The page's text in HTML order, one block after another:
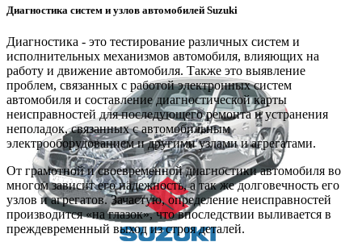
Диагностика систем и узлов автомобилей Suzuki
Диагностика - это тестирование различных систем и
исполнительных механизмов автомобиля, влияющих на
работу и движение автомобиля. Также это выявление
проблем, связанных с работой электронных систем
автомобиля и составление диагностической карты
неисправностей для последующего ремонта и устранения
неполадок, связанных с автомобильным
электрооборудованием и другими узлами и агрегатами.
От грамотной и своевременной диагностики автомобиля во
многом зависит его надежность, а так же долговечность его
узлов и агрегатов. Зачастую, определение неисправностей
производится «на глазок», что впоследствии выливается в
преждевременный выход из строя деталей.